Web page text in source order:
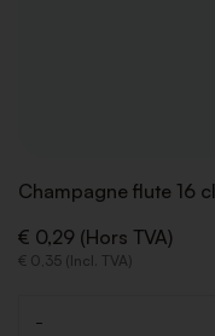
Champagne flute 16 cl
€ 0,29 (Hors TVA)
€ 0,35 (Incl. TVA)
-